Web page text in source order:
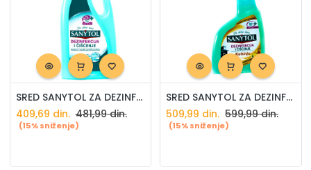
SRED SANYTOL ZA DEZINFEKCIJU PODOVA 1l
409,69 din. 481,99din.
(15% sniženje)
SRED SANYTOL ZA DEZINFEKCIJU KUHINJE 500ml
509,99 din. 599,99din.
(15% sniženje)